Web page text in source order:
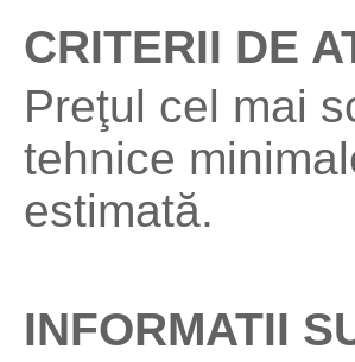
CRITERII DE
Preţul cel mai
tehnice
estimată.
INFORMATII